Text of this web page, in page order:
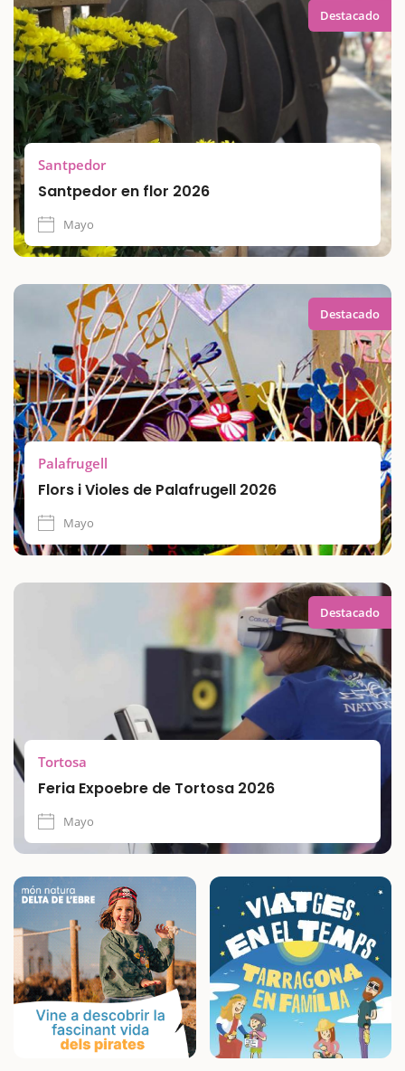
Santpedor
Santpedor en flor 2026
Mayo
Destacado
Palafrugell
Flors i Violes de Palafrugell 2026
Mayo
Destacado
Tortosa
Feria Expoebre de Tortosa 2026
Mayo
Destacado